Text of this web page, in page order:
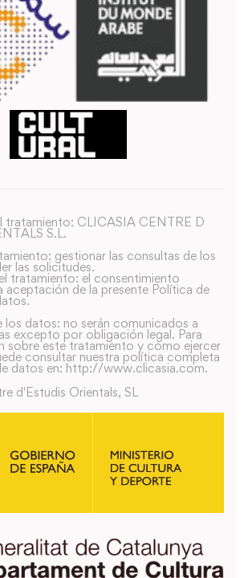
tratamiento: CLICASIA CENTRE D
S.L.
gestionar las consultas de los
las solicitudes.
tratamiento: el consentimiento
de la presente Política de
los datos: no serán comunicados a
excepto por obligación legal. Para
sobre este tratamiento y como ejercer
consultar nuestra política completa
datos en: http://www.clicasia.com.
d'Estudis Orientals, SL